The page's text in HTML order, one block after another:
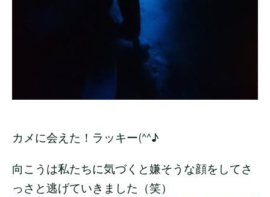
カメに会えた！ラッキー(^^♪
向こうは私たちに気づくと嫌そうな顔をしてさ
っさと逃げていきました（笑）